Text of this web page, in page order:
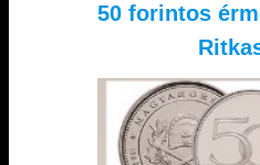
50 forintos